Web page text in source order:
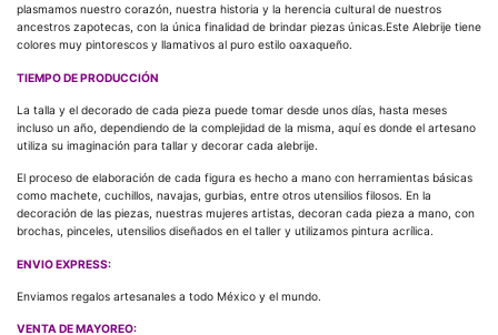
plasmamos nuestro corazón, nuestra historia y la herencia cultural de nuestros
ancestros zapotecas, con la única finalidad de brindar piezas únicas.Este Alebrije tiene
colores muy pintorescos y llamativos al puro estilo oaxaqueño.
TIEMPO DE PRODUCCIÓN
La talla y el decorado de cada pieza puede tomar desde unos días, hasta meses
incluso un año, dependiendo de la complejidad de la misma, aquí es donde el artesano
utiliza su imaginación para tallar y decorar cada alebrije.
El proceso de elaboración de cada figura es hecho a mano con herramientas básicas
como machete, cuchillos, navajas, gurbias, entre otros utensilios filosos. En la
decoración de las piezas, nuestras mujeres artistas, decoran cada pieza a mano, con
brochas, pinceles, utensilios diseñados en el taller y utilizamos pintura acrílica.
ENVIO EXPRESS:
Enviamos regalos artesanales a todo México y el mundo.
VENTA DE MAYOREO: